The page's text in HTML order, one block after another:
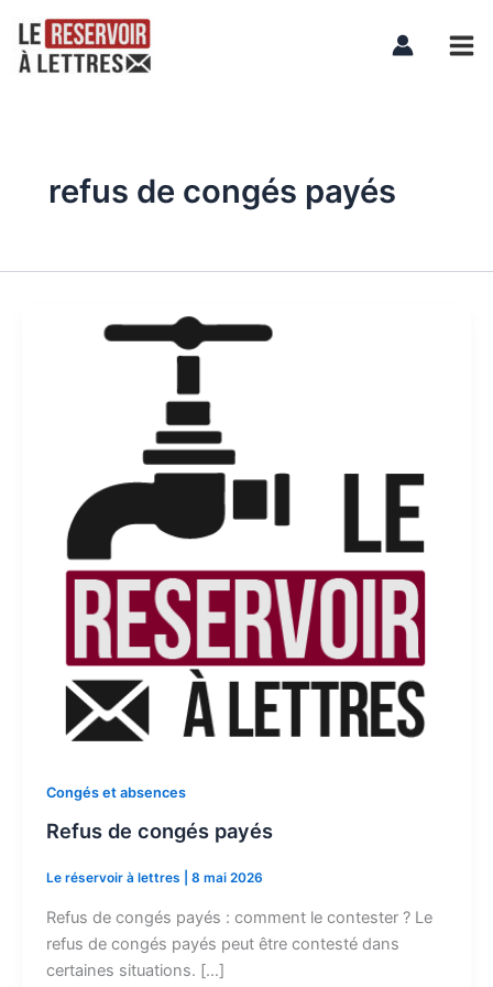
contenu
refus de congés payés
Congés et absences
Refus de congés payés
Le réservoir à lettres 8 mai 2026
Refus de congés payés : comment le contester ? Le
refus de congés payés peut être contesté dans
certaines situations. […]